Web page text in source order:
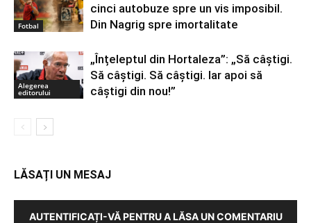
Fotbal
cinci autobuze spre un vis imposibil.
Din Nagrig spre imortalitate
Alegerea
editorului
„Înțeleptul din Hortaleza”: „Să câștigi.
Să câștigi. Să câștigi. Iar apoi să
câștigi din nou!”
LĂSAȚI UN MESAJ
AUTENTIFICAȚI-VĂ PENTRU A LĂSA UN COMENTARIU